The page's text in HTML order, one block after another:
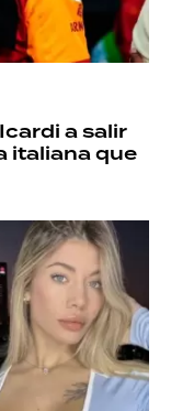
a salir
italiana que